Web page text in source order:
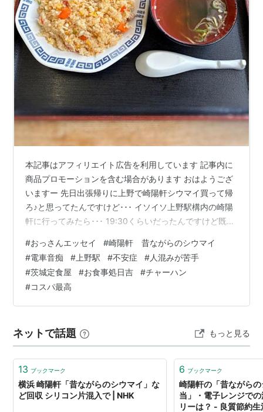
本記事はアフィリエイト広告を利用しています 記事内に
商品プロモーションを含む場合があります おはようござ
いますー 先日出張帰りに上野で崎陽軒シウマイ買って帰
ろ♪と思ってたんですけど･･･ イソイソ上野駅構内の崎陽
軒に行ってみたら･･･ 19:30くらいだったんですけど既に
Ｂ」だ！ あっちの駅弁屋には残ってないか･･！ 電車の時
間もある！急げ！ でそっちの弁当屋さんに行ってみるも
売り切れ･･･(~_~;)ｱｳｲｰﾝ シウマイが売り切れている以上
に･･どっちも店員さんが「んなもんこの時間にはとっく
にねえわ」的な暗ーい表情と波動に…
#おっさんエッセイ #崎陽軒 昔ながらのシウマイ
#電車音痴 # 上野駅 #不安症 #人混みが苦手
#茨城定食屋 #お食事処日吉 #チャーハン
#コスパ最高
ネットで話題 もっと見る
13 ブックマーク
横浜 崎陽軒「昔ながらのシウマイ」な
ど回収 シリコン片混入で | NHK
6 ブックマーク
崎陽軒の「昔ながら
当」・電子レンジで
リーは？ - 良質節約